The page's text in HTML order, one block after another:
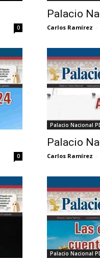
0
Palacio
Carlos Ramírez -
0
Palacio Nacional
Palacio
Carlos Ramírez -
Palacio Nacional